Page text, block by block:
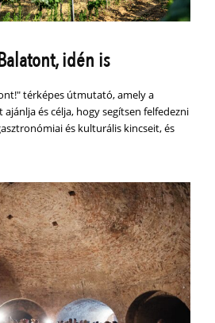
idén is
térképes útmutató, amely a
és célja, hogy segítsen felfedezni
és kulturális kincseit, és